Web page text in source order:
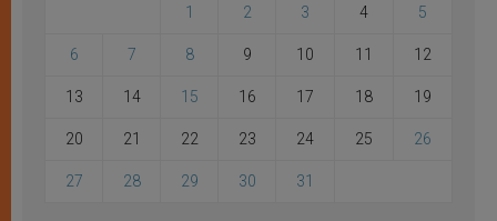
1 2 3 4 5
6 7 8 9 10 11 12
13 14 15 16 17 18 19
20 21 22 23 24 25 26
27 28 29 30 31